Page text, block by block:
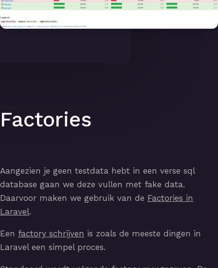
Factories
Aangezien je geen testdata hebt in een verse sql
database gaan we deze vullen met fake data.
Daarvoor maken we gebruik van de Factories in
Laravel.
Een factory schrijven is zoals de meeste dingen in
Laravel een simpel proces.